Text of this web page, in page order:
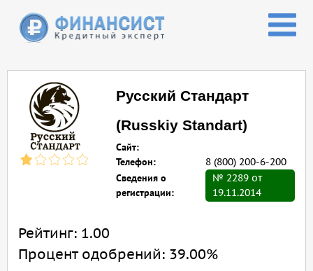
Русский Стандарт
(Russkiy Standart)
Сайт:
Телефон:
8 (800) 200-6-200
Сведения о
регистрации:
№ 2289 от
19.11.2014
Рейтинг: 1.00
Процент одобрений: 39.00%